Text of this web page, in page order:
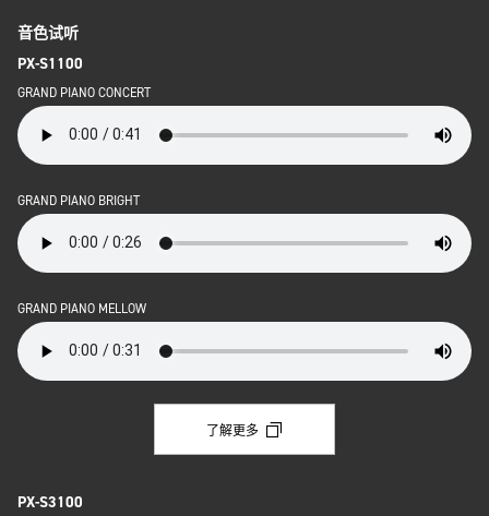
音色试听
PX-S1100
GRAND PIANO CONCERT
GRAND PIANO BRIGHT
GRAND PIANO MELLOW
了解更多
PX-S3100